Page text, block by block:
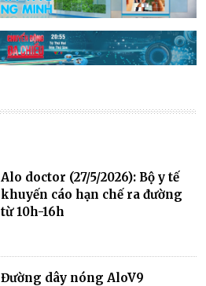
Alo doctor (27/5/2026): Bộ y tế
khuyến cáo hạn chế ra đường
từ 10h-16h
Đường dây nóng AloV9